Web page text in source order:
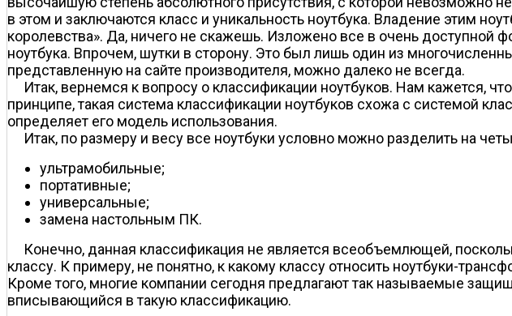
в этом и заключаются класс и уникальность ноутбука. Владение этим
королевства». Да, ничего не скажешь. Изложено все в очень доступной
ноутбука. Впрочем, шутки в сторону. Это был лишь один из
представленную на сайте производителя, можно далеко не всегда.
Итак, вернемся к вопросу о классификации ноутбуков. Нам кажется,
принципе, такая система классификации ноутбуков схожа с системой
определяет его модель использования.
Итак, по размеру и весу все ноутбуки условно можно разделить на
ультрамобильные;
портативные;
универсальные;
замена настольным ПК.
Конечно, данная классификация не является всеобъемлющей,
классу. К примеру, не понятно, к какому классу относить ноутбуки-
Кроме того, многие компании сегодня предлагают так называемые
вписывающийся в такую классификацию.